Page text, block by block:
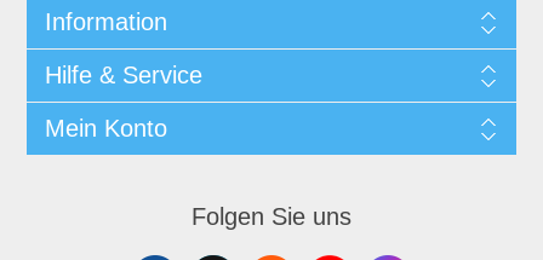
Information
Hilfe & Service
Mein Konto
Folgen Sie uns